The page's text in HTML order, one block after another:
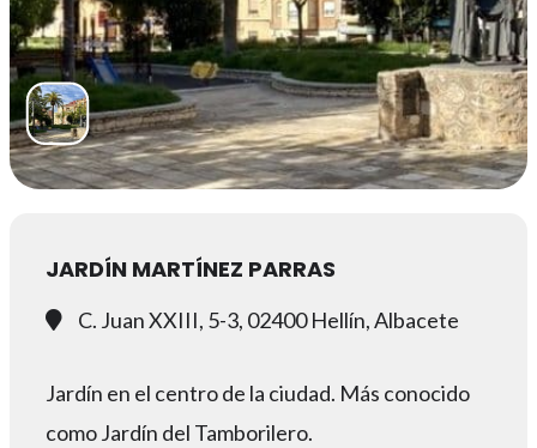
JARDÍN MARTÍNEZ PARRAS
C. Juan XXIII, 5-3, 02400 Hellín, Albacete
Jardín en el centro de la ciudad. Más conocido
como Jardín del Tamborilero.